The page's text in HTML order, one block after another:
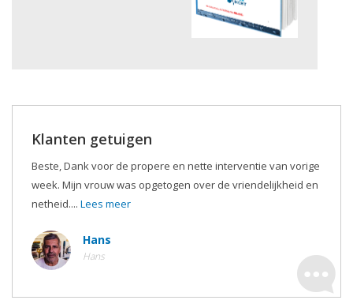
Klanten getuigen
Beste, Dank voor de propere en nette interventie van vorige
week. Mijn vrouw was opgetogen over de vriendelijkheid en
netheid.... Lees meer
Hans
Hans